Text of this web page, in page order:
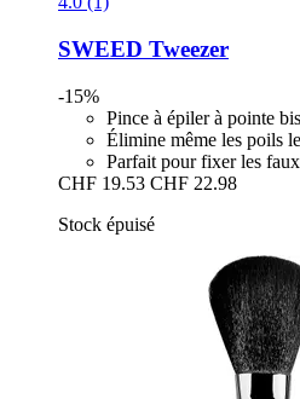
SWEED Tweezer
-15%
Pince à épiler à pointe
Élimine même les poils
Parfait pour fixer les
CHF 19.53 CHF 22.98
Stock épuisé